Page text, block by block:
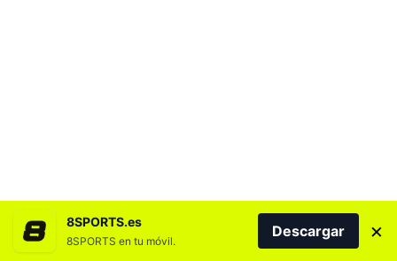
8SPORTS.es
8SPORTS en tu móvil.
Descargar ×